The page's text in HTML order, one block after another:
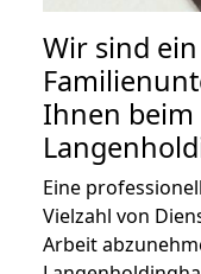
Wir sind ein
Ihnen beim
Eine
Vielzahl von
Arbeit